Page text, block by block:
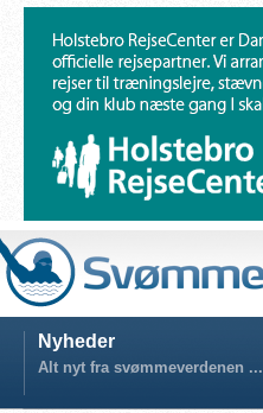
Nyheder
Alt nyt fra svømmeverdenen ...